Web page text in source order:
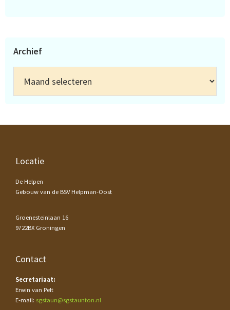
Archief
Footer
Locatie
De Helpen
Gebouw van de BSV Helpman-Oost
Groenesteinlaan 16
9722BX Groningen
Contact
Secretariaat:
Erwin van Pelt
E-mail: sgstaun@sgstaunton.nl